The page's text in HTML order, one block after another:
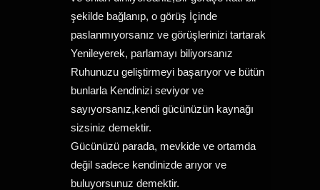
şekilde bağlanıp, o görüş İçinde
paslanmıyorsanız ve görüşlerinizi tartarak
Yenileyerek, parlamayı biliyorsanız
Ruhunuzu geliştirmeyi başarıyor ve bütün
bunlarla Kendinizi seviyor ve
sayıyorsanız,kendi gücünüzün kaynağı
sizsiniz demektir.
Gücünüzü parada, mevkide ve ortamda
değil sadece kendinizde arıyor ve
buluyorsunuz demektir.